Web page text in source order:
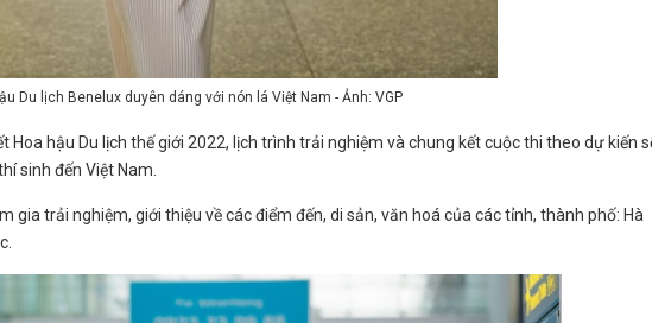
Du lịch Benelux duyên dáng với nón lá Việt Nam - Ảnh: VGP
Hoa hậu Du lịch thế giới 2022, lịch trình trải nghiệm và chung kết cuộc thi theo dự kiến
sinh đến Việt Nam.
trải nghiệm, giới thiệu về các điểm đến, di sản, văn hoá của các tỉnh, thành phố: Hà